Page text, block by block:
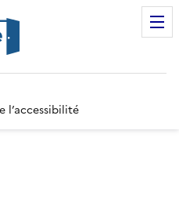
l’accessibilité
Twitter)